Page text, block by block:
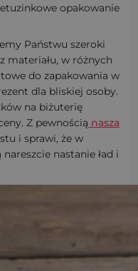
opakowanie
Państwu szeroki
materiału, w różnych
do zapakowania w
dla bliskiej osoby.
na biżuterię
Z pewnością nasza
i sprawi, że w
nastanie ład i